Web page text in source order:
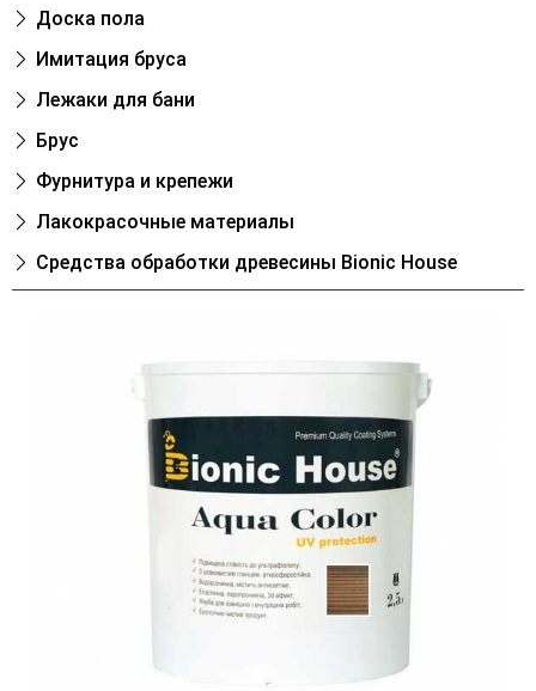
Доска пола
Имитация бруса
Лежаки для бани
Брус
Фурнитура и крепежи
Лакокрасочные материалы
Cредства обработки древесины Bionic House